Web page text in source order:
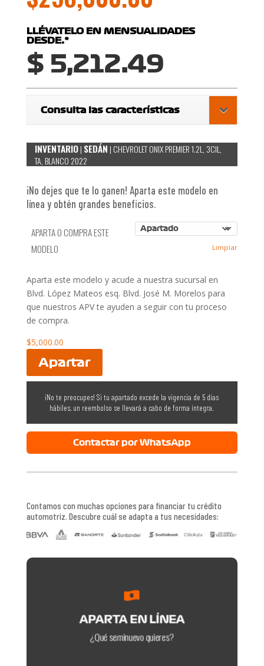
LLÉVATELO EN MENSUALIDADES
DESDE:*
$ 5,212.49
Consulta las características
INVENTARIO| SEDÁN | CHEVROLET ONIX PREMIER 1.2L, 3CIL,
TA, BLANCO 2022
¡No dejes que te lo ganen! Aparta este modelo en
línea y obtén grandes beneficios.
APARTA O COMPRA ESTE
MODELO
Limpiar
Aparta este modelo y acude a nuestra sucursal en
Blvd. López Mateos esq. Blvd. José M. Morelos para
que nuestros APV te ayuden a seguir con tu proceso
de compra.
$5,000.00
Apartar
¡No te preocupes! Si tu apartado excede la vigencia de 5 días
hábiles, un reembolso se llevará a cabo de forma íntegra.
Contactar por WhatsApp
Contamos con muchas opciones para financiar tu crédito
automotriz. Descubre cuál se adapta a tus necesidades:

APARTA EN LÍNEA
¿Qué seminuevo quieres?

APARTA EN LÍNEA
Explora nuestro inventario, encuentra el seminuevo
que más te guste y ¡Apártalo!